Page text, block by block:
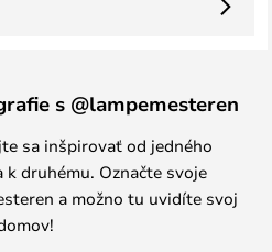
s @lampemesteren
sa inšpirovať od jedného
k druhému. Označte svoje
a možno tu uvidíte svoj